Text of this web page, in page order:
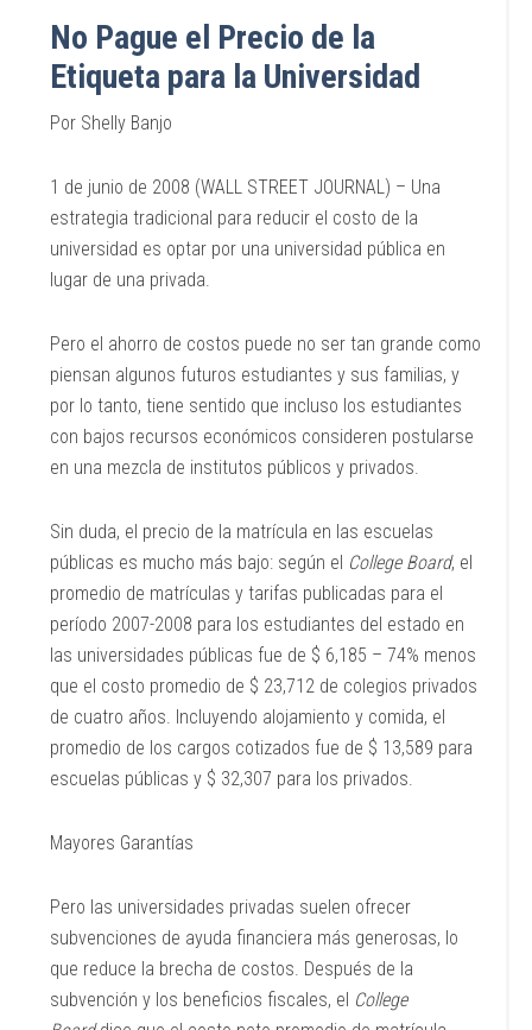
No Pague el Precio de la
Etiqueta para la Universidad
Por Shelly Banjo
1 de junio de 2008 (WALL STREET JOURNAL) – Una
estrategia tradicional para reducir el costo de la
universidad es optar por una universidad pública en
lugar de una privada.
Pero el ahorro de costos puede no ser tan grande como
piensan algunos futuros estudiantes y sus familias, y
por lo tanto, tiene sentido que incluso los estudiantes
con bajos recursos económicos consideren postularse
en una mezcla de institutos públicos y privados.
Sin duda, el precio de la matrícula en las escuelas
públicas es mucho más bajo: según el College Board, el
promedio de matrículas y tarifas publicadas para el
período 2007-2008 para los estudiantes del estado en
las universidades públicas fue de $ 6,185 – 74% menos
que el costo promedio de $ 23,712 de colegios privados
de cuatro años. Incluyendo alojamiento y comida, el
promedio de los cargos cotizados fue de $ 13,589 para
escuelas públicas y $ 32,307 para los privados.
Mayores Garantías
Pero las universidades privadas suelen ofrecer
subvenciones de ayuda financiera más generosas, lo
que reduce la brecha de costos. Después de la
subvención y los beneficios fiscales, el College